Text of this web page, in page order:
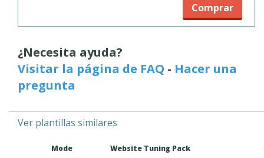
Comprar
¿Necesita ayuda?
Visitar la página de FAQ - Hacer una
pregunta
Ver plantillas similares
Mode Website Tuning Pack